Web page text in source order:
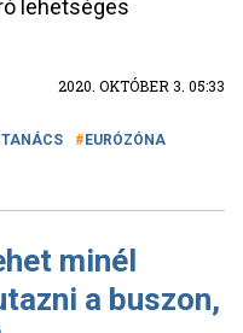
lehetséges
2020. OKTÓBER 3. 05:33
TANÁCS
EURÓZÓNA
minél
a buszon,